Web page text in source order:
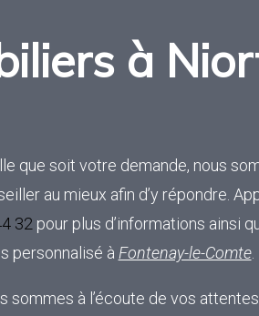
à
que soit votre demande, nous
au mieux afin d’y répondre.
32 pour plus d’informations ainsi
personnalisé à Fontenay-le-Comte.
sommes à l’écoute de vos